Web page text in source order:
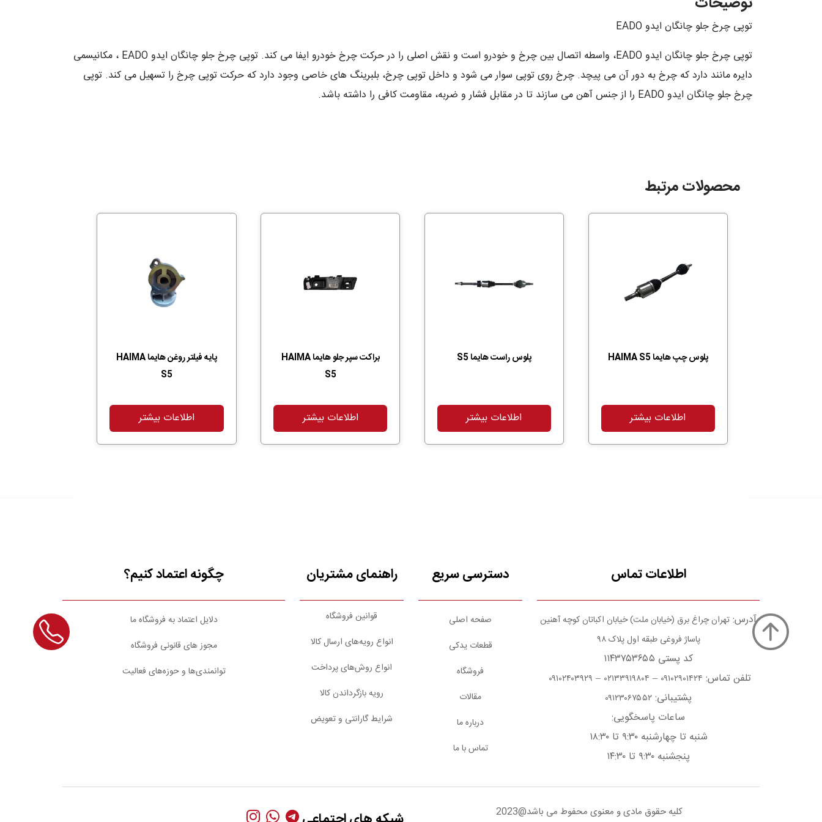
توپی چرخ جلو چانگان ایدو EADO
توپی چرخ جلو چانگان ایدو EADO، واسطه اتصال بین چرخ و خودرو است و نقش اصلی را در حرکت چرخ خودرو ایفا می کند. توپی چرخ جلو چانگان ایدو EADO ، مکانیسمی
دایره مانند دارد که چرخ به دور آن می پیچد. چرخ روی توپی سوار می شود و داخل توپی چرخ، بلبرینگ های خاصی وجود دارد که حرکت توپی چرخ را تسهیل می کند. توپی
چرخ جلو چانگان ایدو EADO را از جنس آهن می سازند تا در مقابل فشار و ضربه، مقاومت کافی را داشته باشد.
محصولات مرتبط
پلوس چپ هایما HAIMA S5
اطلاعات بیشتر
پلوس راست هایما S5
اطلاعات بیشتر
براکت سپر جلو هایما HAIMA
S5
اطلاعات بیشتر
پایه فیلتر روغن هایما HAIMA
S5
اطلاعات بیشتر
اطلاعات تماس
آدرس: تهران چراغ برق (خیابان ملت) خیابان اکباتان کوچه آهنین
پاساژ فروغی طبقه اول پلاک ۹۸
کد پستی ۱۱۴۳۷۵۳۶۵۵
تلفن تماس: ۰۹۱۰۲۹۰۱۴۲۴ – ۰۲۱۳۳۹۱۹۸۰۴ – ۰۹۱۰۲۴۰۳۹۲۹
پشتیبانی: ۰۹۱۲۳۰۶۷۵۵۲
ساعات پاسخگویی:
شنبه تا چهارشنبه ۹:۳۰ تا ۱۸:۳۰
پنجشنبه ۹:۳۰ تا ۱۴:۳۰
دسترسی سریع
صفحه اصلی
قطعات یدکی
فروشگاه
مقالات
درباره ما
تماس با ما
راهنمای مشتریان
قوانین فروشگاه
انواع رویه‌های ارسال کالا
انواع روش‌های پرداخت
رویه بازگرداندن کالا
شرایط گارانتی و تعویض
چگونه اعتماد کنیم؟
دلایل اعتماد به فروشگاه ما
مجوز های قانونی فروشگاه
توانمندی‌ها و حوزه‌های فعالیت
کلیه حقوق مادی و معنوی محفوط می باشد@2023